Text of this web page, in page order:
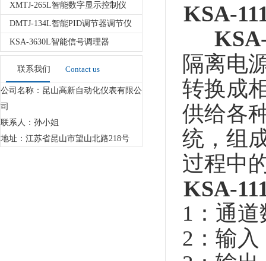
XMTJ-265L智能数字显示控制仪
DMTJ-134L智能PID调节器调节仪
KSA-3630L智能信号调理器
联系我们 Contact us
公司名称：昆山高新自动化仪表有限公
司
联系人：孙小姐
地址：江苏省昆山市望山北路218号
KSA-
隔离电
转换成
供给各
统，组
过程中
KSA-
1：
2：输